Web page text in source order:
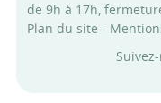
de 9h à 17h,
Plan du site -